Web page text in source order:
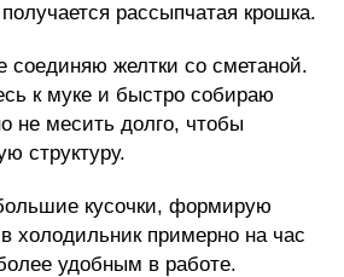
рассыпчатая крошка.
соединяю желтки со сметаной.
к муке и быстро собираю
не месить долго, чтобы
структуру.
кусочки, формирую
холодильник примерно на час
удобным в работе.